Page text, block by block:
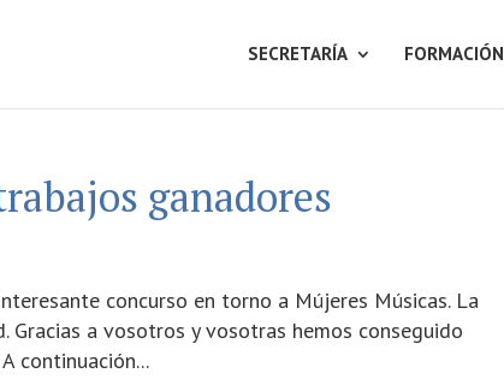
SECRETARÍA FORMACIÓN
ganadores
concurso en torno a Mújeres Músicas. La
a vosotros y vosotras hemos conseguido
continuación...